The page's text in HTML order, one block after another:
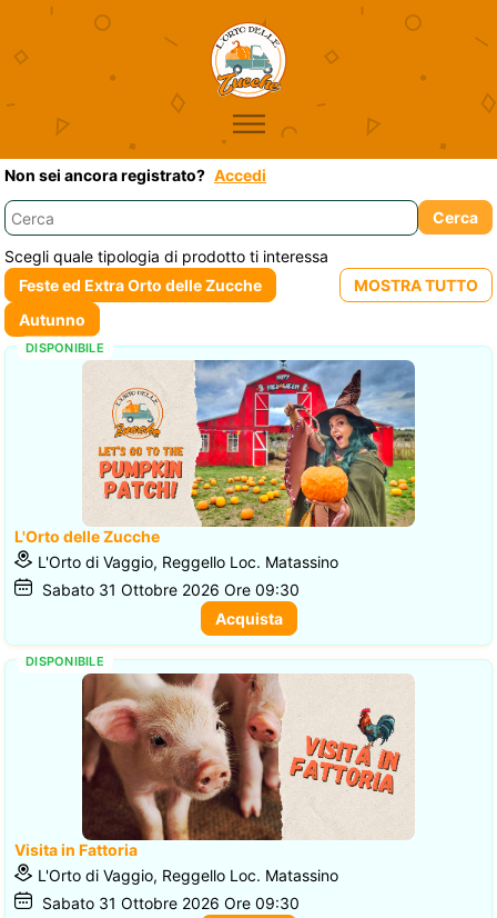
Non sei ancora registrato? Accedi
Scegli quale tipologia di prodotto ti interessa
L'Orto delle Zucche
L'Orto di Vaggio, Reggello Loc. Matassino
Sabato 31 Ottobre 2026 Ore 09:30
DISPONIBILE
Acquista
Visita in Fattoria
L'Orto di Vaggio, Reggello Loc. Matassino
Sabato 31 Ottobre 2026 Ore 09:30
DISPONIBILE